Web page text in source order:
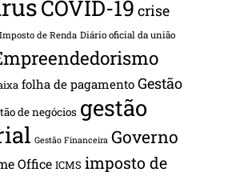
COVID-19 crise
de Renda Diário oficial da união
folha de pagamento Gestão
de negócios gestão
Gestão Financeira Governo
Office ICMS imposto de